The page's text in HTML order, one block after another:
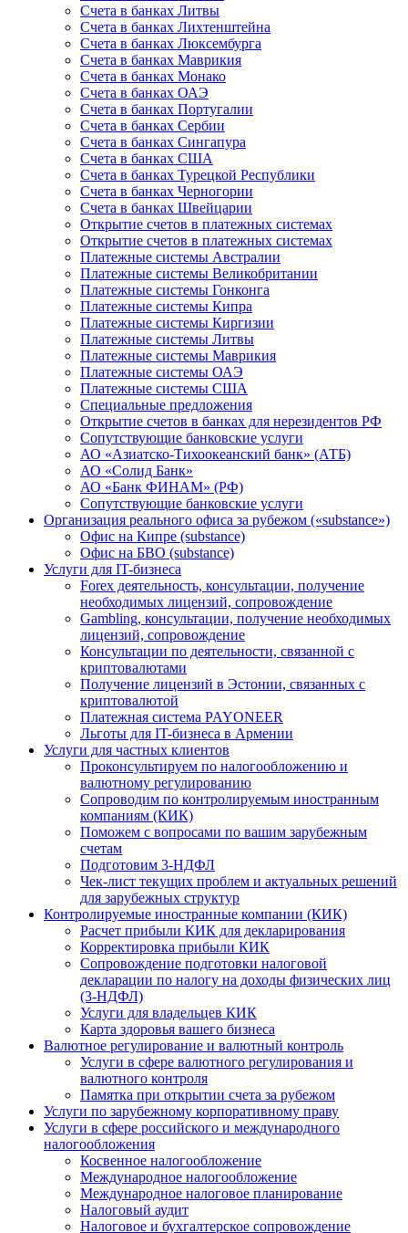
Счета в банках Литвы
Счета в банках Лихтенштейна
Счета в банках Люксембурга
Счета в банках Маврикия
Счета в банках Монако
Счета в банках ОАЭ
Счета в банках Португалии
Счета в банках Сербии
Счета в банках Сингапура
Счета в банках США
Счета в банках Турецкой Республики
Счета в банках Черногории
Счета в банках Швейцарии
Открытие счетов в платежных системах
Открытие счетов в платежных системах
Платежные системы Австралии
Платежные системы Великобритании
Платежные системы Гонконга
Платежные системы Кипра
Платежные системы Киргизии
Платежные системы Литвы
Платежные системы Маврикия
Платежные системы ОАЭ
Платежные системы США
Специальные предложения
Открытие счетов в банках для нерезидентов РФ
Сопутствующие банковские услуги
АО «Азиатско-Тихоокеанский банк» (АТБ)
АО «Солид Банк»
АО «Банк ФИНАМ» (РФ)
Сопутствующие банковские услуги
Организация реального офиса за рубежом («substance»)
Офис на Кипре (substance)
Офис на БВО (substance)
Услуги для IT-бизнеса
Forex деятельность, консультации, получение
необходимых лицензий, сопровождение
Gambling, консультации, получение необходимых
лицензий, сопровождение
Консультации по деятельности, связанной с
криптовалютами
Получение лицензий в Эстонии, связанных с
криптовалютой
Платежная система PAYONEER
Льготы для IT-бизнеса в Армении
Услуги для частных клиентов
Проконсультируем по налогообложению и
валютному регулированию
Сопроводим по контролируемым иностранным
компаниям (КИК)
Поможем с вопросами по вашим зарубежным
счетам
Подготовим 3-НДФЛ
Чек-лист текущих проблем и актуальных решений
для зарубежных структур
Контролируемые иностранные компании (КИК)
Расчет прибыли КИК для декларирования
Корректировка прибыли КИК
Сопровождение подготовки налоговой
декларации по налогу на доходы физических лиц
(3-НДФЛ)
Услуги для владельцев КИК
Карта здоровья вашего бизнеса
Валютное регулирование и валютный контроль
Услуги в сфере валютного регулирования и
валютного контроля
Памятка при открытии счета за рубежом
Услуги по зарубежному корпоративному праву
Услуги в сфере российского и международного
налогообложения
Косвенное налогообложение
Международное налогообложение
Международное налоговое планирование
Налоговый аудит
Налоговое и бухгалтерское сопровождение